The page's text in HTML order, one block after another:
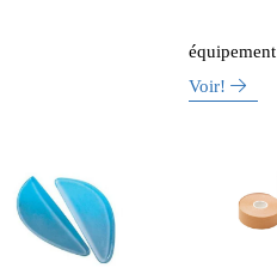
équipement
Voir!